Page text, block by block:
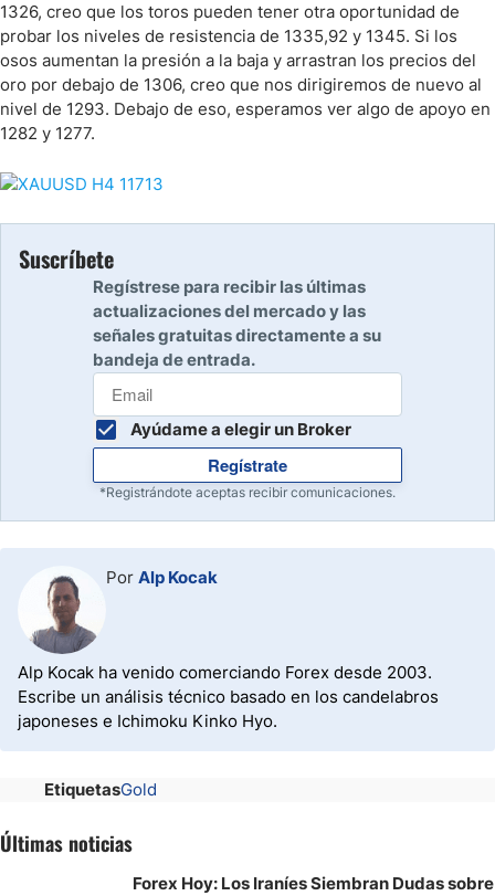
1326, creo que los toros pueden tener otra oportunidad de
probar los niveles de resistencia de 1335,92 y 1345. Si los
osos aumentan la presión a la baja y arrastran los precios del
oro por debajo de 1306, creo que nos dirigiremos de nuevo al
nivel de 1293. Debajo de eso, esperamos ver algo de apoyo en
1282 y 1277.
Suscríbete
Regístrese para recibir las últimas
actualizaciones del mercado y las
señales gratuitas directamente a su
bandeja de entrada.
Ayúdame a elegir un Broker
Regístrate
*Registrándote aceptas recibir comunicaciones.
Por Alp Kocak
Alp Kocak ha venido comerciando Forex desde 2003.
Escribe un análisis técnico basado en los candelabros
japoneses e Ichimoku Kinko Hyo.
EtiquetasGold
Últimas noticias
Forex Hoy: Los Iraníes Siembran Dudas sobre